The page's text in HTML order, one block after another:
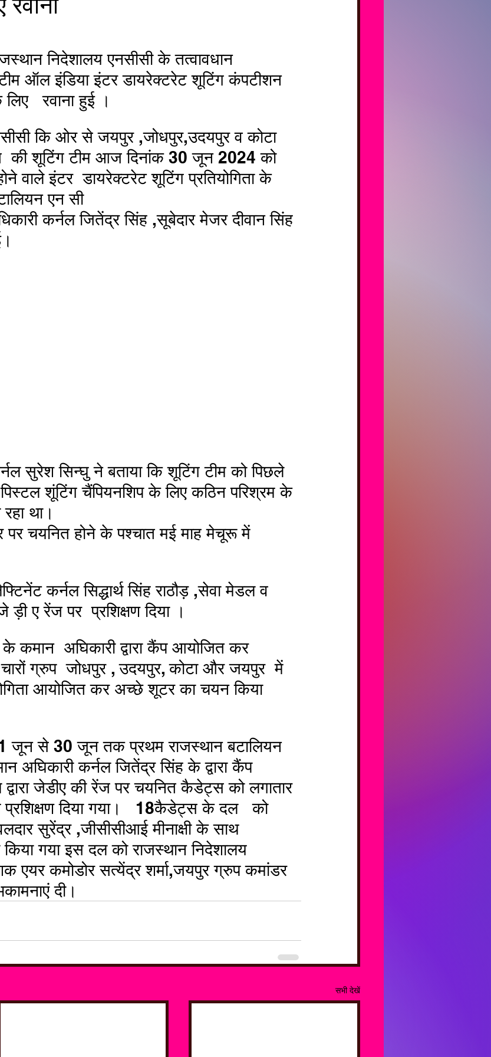
निदेशालय एनसीसी के तत्वावधान
ऑल इंडिया इंटर डायरेक्टरेट शूटिंग कंपटीशन
रवाना हुई ।
कि ओर से जयपुर ,जोधपुर,उदयपुर व कोटा
शूटिंग टीम आज दिनांक 30 जून 2024 को
वाले इंटर  डायरेक्टरेट शूटिंग प्रतियोगिता के
एन सी
कर्नल जितेंद्र सिंह ,सूबेदार मेजर दीवान सिंह
शूंटिंग चैंपियनशिप के लिए कठिन परिश्रम के
था।
ए रेंज पर  प्रशिक्षण दिया ।
ग्रुप  जोधपुर , उदयपुर, कोटा और जयपुर  में
आयोजित कर अच्छे शूटर का चयन किया
अघिकारी कर्नल जितेंद्र सिंह के द्वारा कैंप
जेडीए की रेंज पर चयनित कैडेट्स को लगातार
दिया गया।   18कैडेट्स के दल   को
सुरेंद्र ,जीसीसीआई मीनाक्षी के साथ
किया गया इस दल को राजस्थान निदेशालय
एयर कमोडोर सत्येंद्र शर्मा,जयपुर ग्रुप कमांडर
दी।
सभी देखें